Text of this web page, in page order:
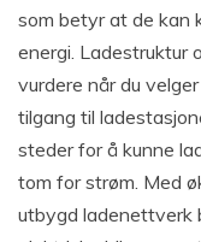
som betyr at de kan
energi. Ladestruktur
vurdere når du
tilgang til
steder for å kunne
tom for strøm. Med
utbygd ladenettverk